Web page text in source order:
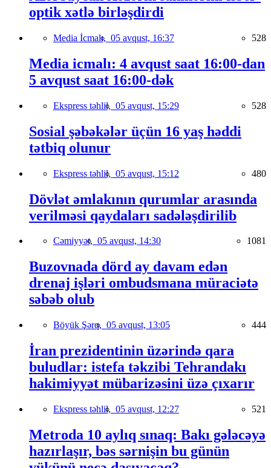
optik xətlə birləşdirdi
Media İcmalı, 05 avqust, 16:37 528
Media icmalı: 4 avqust saat 16:00-dan
5 avqust saat 16:00-dək
Ekspress təhlil, 05 avqust, 15:29 528
Sosial şəbəkələr üçün 16 yaş həddi
tətbiq olunur
Ekspress təhlil, 05 avqust, 15:12 480
Dövlət əmlakının qurumlar arasında
verilməsi qaydaları sadələşdirilib
Cəmiyyət, 05 avqust, 14:30 1081
Buzovnada dörd ay davam edən
drenaj işləri ombudsmana müraciətə
səbəb olub
Böyük Şərq, 05 avqust, 13:05 444
İran prezidentinin üzərində qara
buludlar: istefa təkzibi Tehrandakı
hakimiyyət mübarizəsini üzə çıxarır
Ekspress təhlil, 05 avqust, 12:27 521
Metroda 10 aylıq sınaq: Bakı gələcəyə
hazırlaşır, bəs sərnişin bu günün